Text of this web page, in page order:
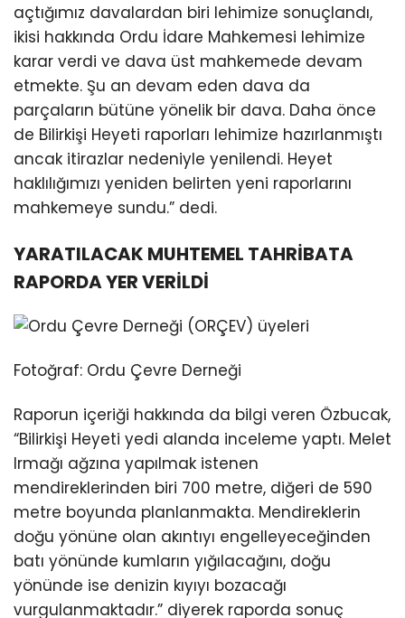
açtığımız davalardan biri lehimize sonuçlandı,
ikisi hakkında Ordu İdare Mahkemesi lehimize
karar verdi ve dava üst mahkemede devam
etmekte. Şu an devam eden dava da
parçaların bütüne yönelik bir dava. Daha önce
de Bilirkişi Heyeti raporları lehimize hazırlanmıştı
ancak itirazlar nedeniyle yenilendi. Heyet
haklılığımızı yeniden belirten yeni raporlarını
mahkemeye sundu.” dedi.
YARATILACAK MUHTEMEL TAHRİBATA
RAPORDA YER VERİLDİ
Fotoğraf: Ordu Çevre Derneği
Raporun içeriği hakkında da bilgi veren Özbucak,
“Bilirkişi Heyeti yedi alanda inceleme yaptı. Melet
Irmağı ağzına yapılmak istenen
mendireklerinden biri 700 metre, diğeri de 590
metre boyunda planlanmakta. Mendireklerin
doğu yönüne olan akıntıyı engelleyeceğinden
batı yönünde kumların yığılacağını, doğu
yönünde ise denizin kıyıyı bozacağı
vurgulanmaktadır.” diyerek raporda sonuç